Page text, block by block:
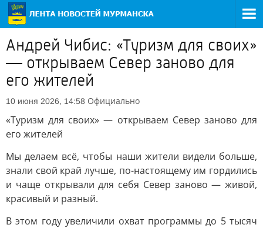
Андрей Чибис: «Туризм для своих»
— открываем Север заново для
его жителей
10 июня 2026, 14:58 Официально
«Туризм для своих» — открываем Север заново для
его жителей
Мы делаем всё, чтобы наши жители видели больше,
знали свой край лучше, по-настоящему им гордились
и чаще открывали для себя Север заново — живой,
красивый и разный.
В этом году увеличили охват программы до 5 тысяч